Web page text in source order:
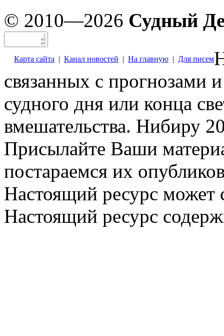
© 2010—2026 Судный
Карта сайта | Канал новостей | На главную | Для писем
связанных с прогнозами
судного дня или конца
вмешательства. Нибиру
Присылайте Ваши
постараемся их
Настоящий ресурс может
Настоящий ресурс